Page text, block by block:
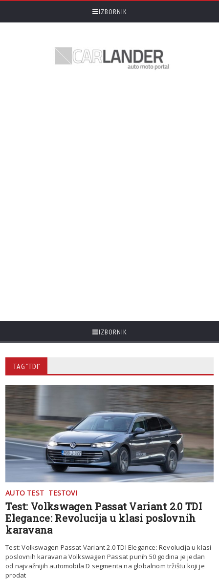
IZBORNIK
IZBORNIK
TAG "TDI"
AUTO TEST TESTOVI
Test: Volkswagen Passat Variant 2.0 TDI
Elegance: Revolucija u klasi poslovnih
karavana
Test: Volkswagen Passat Variant 2.0 TDI Elegance: Revolucija u klasi
poslovnih karavana Volkswagen Passat punih 50 godina je jedan
od najvažnijih automobila D segmenta na globalnom tržištu koji je
prodat